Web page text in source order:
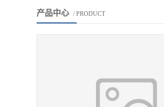
产品中心 / PRODUCT